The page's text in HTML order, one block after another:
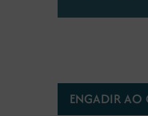
ENGADIR AO